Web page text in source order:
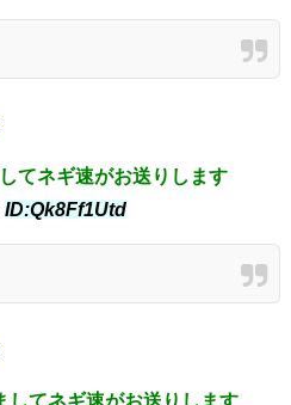
てネギ速がお送りします
ID:Qk8Ff1Utd
してネギ速がお送りします